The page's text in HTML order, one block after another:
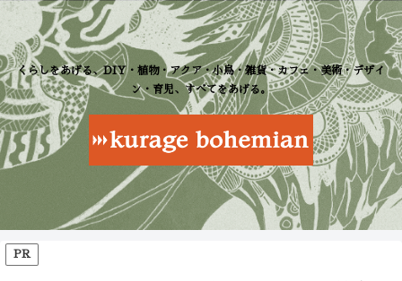
くらしをあげる、DIY・植物・アクア・小鳥・雑貨・カフェ・美術・デザイ
ン・育児、すべてをあげる。
PR